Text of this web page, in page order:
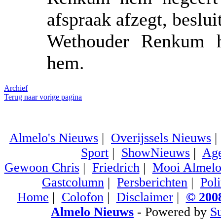
afspraak afzegt,
Wethouder
hem.
Archief
Terug naar vorige pagina
Almelo's Nieuws | Overijssels Nieuws
Sport | ShowNieuws |
Gewoon Chris| Friedrich| Mooi Almelo
Gastcolumn | Persberichten |
Home | Colofon| Disclaimer| ©
Almelo Nieuws - Powered by